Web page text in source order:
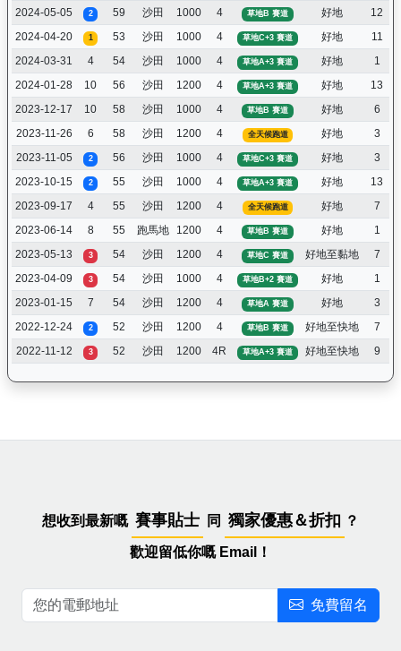
2024-05-05
2 59 沙田 1000 4 草地B 賽道 好地 12
2024-04-20
1 53 沙田 1000 4 草地C+3 賽道 好地 11
2024-03-31
4 54 沙田 1000 4 草地A+3 賽道 好地 1
2024-01-28
10 56 沙田 1200 4 草地A+3 賽道 好地 13
2023-12-17
10 58 沙田 1000 4 草地B 賽道 好地 6
2023-11-26
6 58 沙田 1200 4 全天候跑道 好地 3
2023-11-05
2 56 沙田 1000 4 草地C+3 賽道 好地 3
2023-10-15
2 55 沙田 1000 4 草地A+3 賽道 好地 13
2023-09-17
4 55 沙田 1200 4 全天候跑道 好地 7
2023-06-14
8 55 跑馬地 1200 4 草地B 賽道 好地 1
2023-05-13
3 54 沙田 1200 4 草地C 賽道 好地至黏地 7
2023-04-09
3 54 沙田 1000 4 草地B+2 賽道 好地 1
2023-01-15
7 54 沙田 1200 4 草地A 賽道 好地 3
2022-12-24
2 52 沙田 1200 4 草地B 賽道 好地至快地 7
2022-11-12
3 52 沙田 1200 4R 草地A+3 賽道 好地至快地 9
想收到最新嘅 賽事貼士 同 獨家優惠＆折扣 ？
歡迎留低你嘅 Email！
免費留名